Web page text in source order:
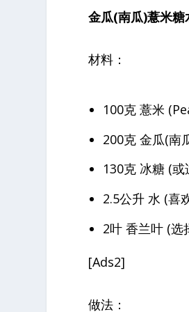
金瓜(南瓜)薏米
材料：
100克 薏米
200克 金瓜(南
130克 冰糖 (或
2.5公升 水 (喜
2叶 香兰叶 (选
[Ads2]
做法：